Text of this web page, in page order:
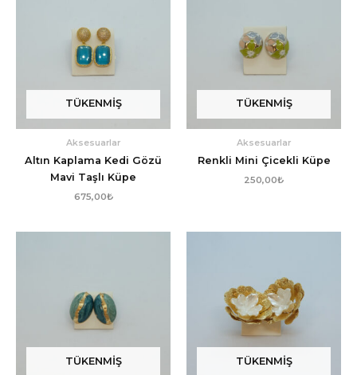
TÜKENMIŞ
Aksesuarlar
Altın Kaplama Kedi Gözü
Mavi Taşlı Küpe
675,00₺
TÜKENMIŞ
Aksesuarlar
Renkli Mini Çicekli Küpe
250,00₺
TÜKENMIŞ TÜKENMIŞ